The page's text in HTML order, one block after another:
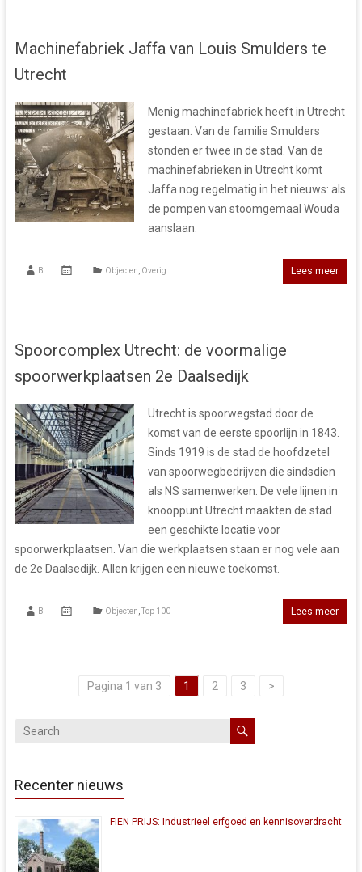
Machinefabriek Jaffa van Louis Smulders te
Utrecht
Menig machinefabriek heeft in Utrecht
gestaan. Van de familie Smulders
stonden er twee in de stad. Van de
machinefabrieken in Utrecht komt
Jaffa nog regelmatig in het nieuws: als
de pompen van stoomgemaal Wouda
aanslaan.
B Objecten Overig Lees meer
Spoorcomplex Utrecht: de voormalige
spoorwerkplaatsen 2e Daalsedijk
Utrecht is spoorwegstad door de
komst van de eerste spoorlijn in 1843.
Sinds 1919 is de stad de hoofdzetel
van spoorwegbedrijven die sindsdien
als NS samenwerken. De vele lijnen in
knooppunt Utrecht maakten de stad
een geschikte locatie voor
spoorwerkplaatsen. Van die werkplaatsen staan er nog vele aan
de 2e Daalsedijk. Allen krijgen een nieuwe toekomst.
B Objecten Top 100 Lees meer
Pagina 1 van 3 1 2 3 >
Recenter nieuws
FIEN PRIJS: Industrieel erfgoed en kennisoverdracht